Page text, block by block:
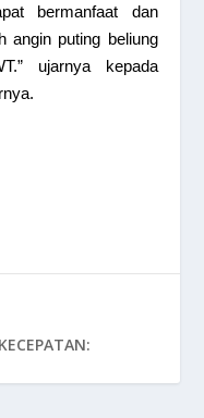
bermanfaat dan
angin puting beliung
ujarnya kepada
KECEPATAN: